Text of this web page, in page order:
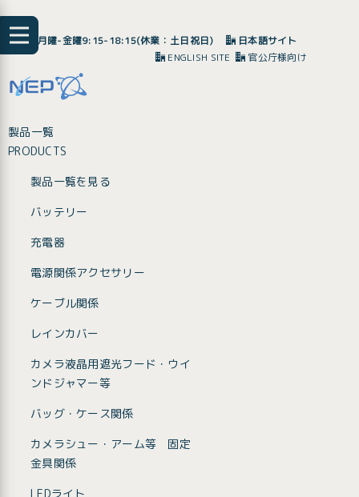
月曜-金曜9:15-18:15(休業：土日祝日)
日本語サイト
ENGLISH SITE
官公庁様向け
製品一覧
PRODUCTS
製品一覧を見る
バッテリー
充電器
電源関係アクセサリー
ケーブル関係
レインカバー
カメラ液晶用遮光フード・ウイ
ンドジャマー等
バッグ・ケース関係
カメラシュー・アーム等 固定
金具関係
LEDライト